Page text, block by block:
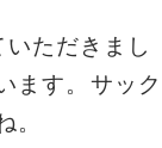
ただきまし
ます。サック
。